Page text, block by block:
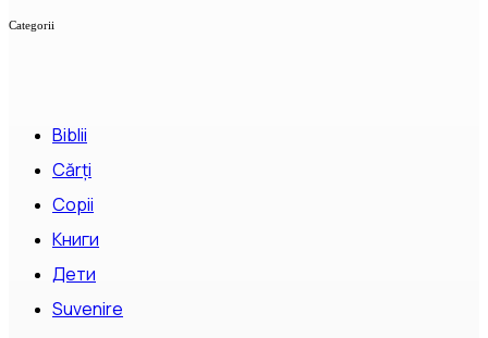
Categorii
Biblii
Cărți
Copii
Книги
Дети
Suvenire